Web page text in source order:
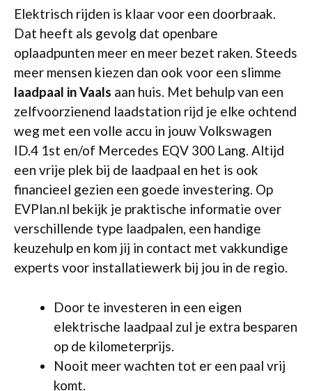
Elektrisch rijden is klaar voor een doorbraak.
Dat heeft als gevolg dat openbare
oplaadpunten meer en meer bezet raken. Steeds
meer mensen kiezen dan ook voor een slimme
laadpaal in Vaals aan huis. Met behulp van een
zelfvoorzienend laadstation rijd je elke ochtend
weg met een volle accu in jouw Volkswagen
ID.4 1st en/of Mercedes EQV 300 Lang. Altijd
een vrije plek bij de laadpaal en het is ook
financieel gezien een goede investering. Op
EVPlan.nl bekijk je praktische informatie over
verschillende type laadpalen, een handige
keuzehulp en kom jij in contact met vakkundige
experts voor installatiewerk bij jou in de regio.
Door te investeren in een eigen
elektrische laadpaal zul je extra besparen
op de kilometerprijs.
Nooit meer wachten tot er een paal vrij
komt.